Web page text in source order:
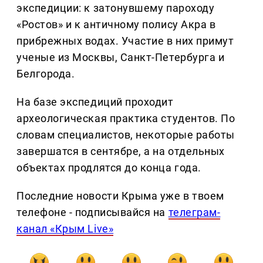
экспедиции: к затонувшему пароходу
«Ростов» и к античному полису Акра в
прибрежных водах. Участие в них примут
ученые из Москвы, Санкт-Петербурга и
Белгорода.
На базе экспедиций проходит
археологическая практика студентов. По
словам специалистов, некоторые работы
завершатся в сентябре, а на отдельных
объектах продлятся до конца года.
Последние новости Крыма уже в твоем
телефоне - подписывайся на телеграм-
канал «Крым Live»